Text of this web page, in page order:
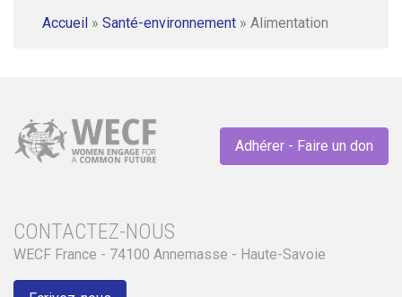
Accueil » Santé-environnement » Alimentation
Adhérer - Faire un don
CONTACTEZ-NOUS
WECF France - 74100 Annemasse - Haute-Savoie